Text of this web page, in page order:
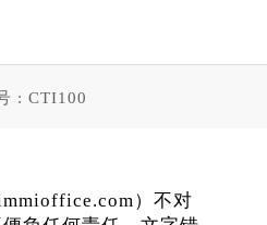
: CTI100
）不对